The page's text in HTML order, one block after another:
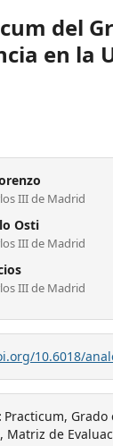
del
en la
III de Madrid
Osti
III de Madrid
III de Madrid
10.6018/
Practicum,
Matriz de